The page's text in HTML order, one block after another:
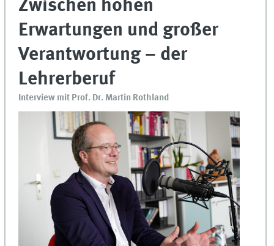
Zwischen hohen
Erwartungen und großer
Verantwortung – der
Lehrerberuf
Interview mit Prof. Dr. Martin Rothland